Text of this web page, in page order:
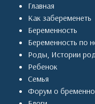
Главная
Как забеременеть
Беременность
Беременность по
Роды, Истории
Ребенок
Семья
Форум о